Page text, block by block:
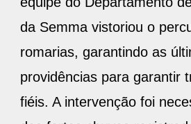
da Semma vistoriou o
romarias, garantindo as
providências para garantir
fiéis. A intervenção foi